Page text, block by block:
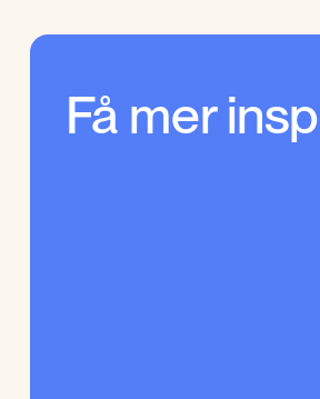
Få mer